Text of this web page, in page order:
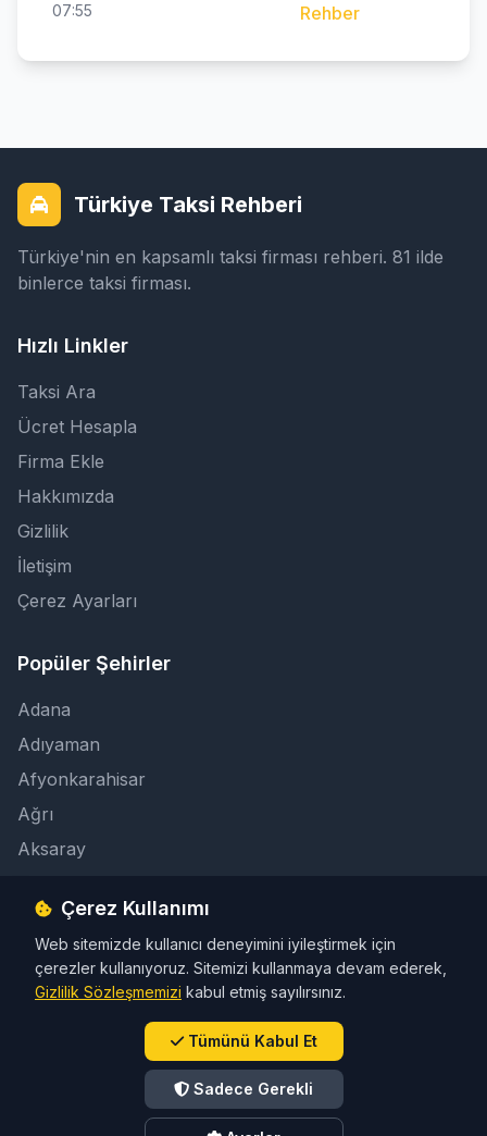
07:55
Rehber
Türkiye Taksi Rehberi
Türkiye'nin en kapsamlı taksi firması rehberi. 81 ilde
binlerce taksi firması.
Hızlı Linkler
Taksi Ara
Ücret Hesapla
Firma Ekle
Hakkımızda
Gizlilik
İletişim
Çerez Ayarları
Popüler Şehirler
Adana
Adıyaman
Afyonkarahisar
Ağrı
Aksaray
İletişim
info@taksicibul.com
İletişim Butonu
© 2026 Türkiye Taksi Rehberi. Tüm hakları saklıdır.
Çerez Kullanımı
Web sitemizde kullanıcı deneyimini iyileştirmek için
çerezler kullanıyoruz. Sitemizi kullanmaya devam ederek,
Gizlilik Sözleşmemizi kabul etmiş sayılırsınız.
Tümünü Kabul Et
Sadece Gerekli